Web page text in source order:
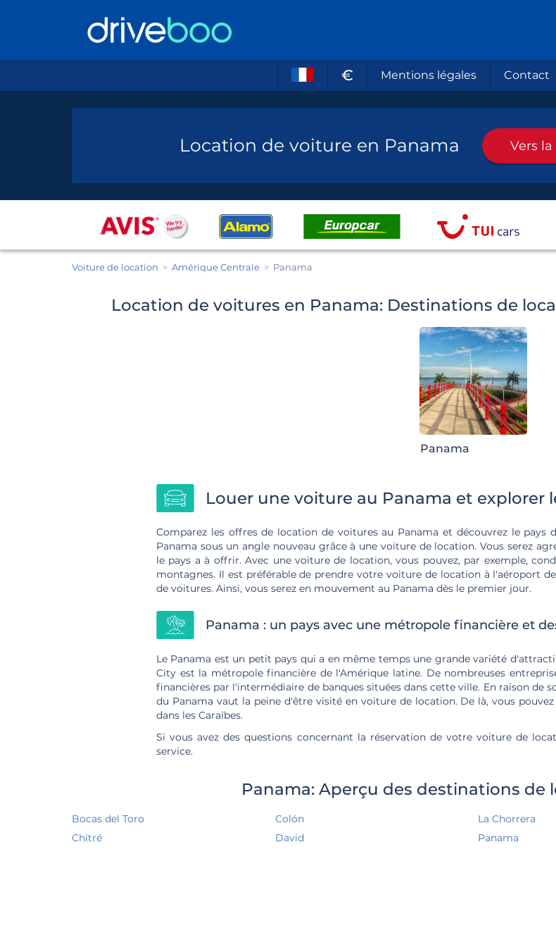
€ Mentions légales Contact
Location de voiture en Panama Vers
Voiture de location Amérique Centrale Panama
Location de voitures en Panama: Destinations de
Panama
Louer une voiture au Panama et explorer
Comparez les offres de location de voitures au Panama et découvrez le pays
Panama sous un angle nouveau grâce à une voiture de location. Vous serez
le pays a à offrir. Avec une voiture de location, vous pouvez, par exemple,
montagnes. Il est préférable de prendre votre voiture de location à l'aéroport
de voitures. Ainsi, vous serez en mouvement au Panama dès le premier jour.
Panama : un pays avec une métropole financière et
Le Panama est un petit pays qui a en même temps une grande variété
City est la métropole financière de l'Amérique latine. De nombreuses
financières par l'intermédiaire de banques situées dans cette ville. En raison de
du Panama vaut la peine d'être visité en voiture de location. De là, vous
dans les Caraïbes.
Si vous avez des questions concernant la réservation de votre voiture de
service.
Panama: Aperçu des destinations de
Bocas del Toro
Chitré
Colón
David
La Chorrera
Panama